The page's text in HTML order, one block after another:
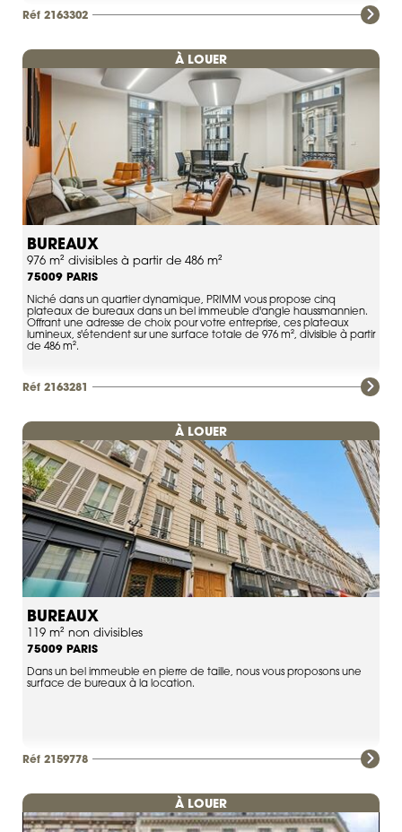
Réf 2163302
À LOUER
BUREAUX
976 m² divisibles à partir de 486 m²
75009 PARIS
Niché dans un quartier dynamique, PRIMM vous propose cinq
plateaux de bureaux dans un bel immeuble d'angle haussmannien.
Offrant une adresse de choix pour votre entreprise, ces plateaux
lumineux, s'étendent sur une surface totale de 976 m², divisible à partir
de 486 m².
Réf 2163281
À LOUER
BUREAUX
119 m² non divisibles
75009 PARIS
Dans un bel immeuble en pierre de taille, nous vous proposons une
surface de bureaux à la location.
Réf 2159778
À LOUER